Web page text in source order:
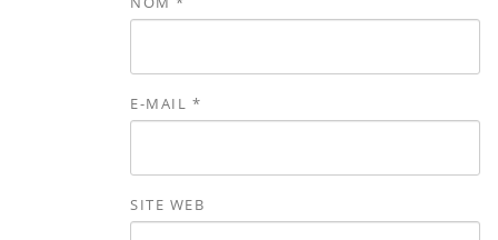
E-MAIL *
SITE WEB